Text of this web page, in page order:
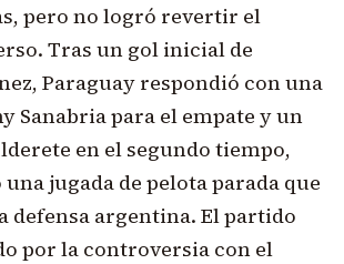
pero no logró revertir el
Tras un gol inicial de
Paraguay respondió con una
Sanabria para el empate y un
en el segundo tiempo,
jugada de pelota parada que
defensa argentina. El partido
por la controversia con el